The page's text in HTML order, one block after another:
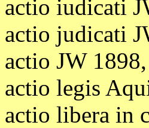
actio iudicati
actio judicati
actio JW
actio legis
actio libera in